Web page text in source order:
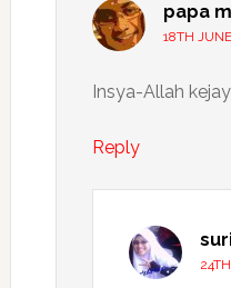
papa
18TH
Insya-Allah
Reply